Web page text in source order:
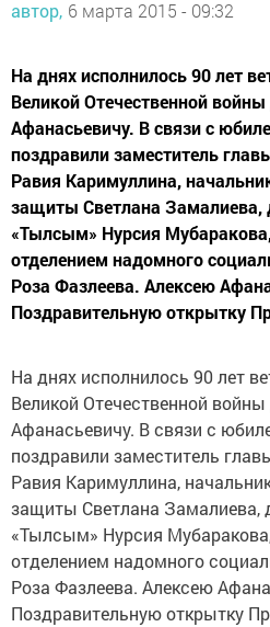
автор, 6 марта 2015 - 09:32
На днях исполнилось 90 лет
Великой Отечественной
Афанасьевичу. В связи с
поздравили заместитель
Равия Каримуллина,
защиты Светлана
«Тылсым» Нурсия
отделением надомного
Роза Фазлеева. Алексею
Поздравительную открытку
На днях исполнилось 90 лет
Великой Отечественной
Афанасьевичу. В связи с
поздравили заместитель
Равия Каримуллина,
защиты Светлана Замалиева,
«Тылсым» Нурсия
отделением надомного
Роза Фазлеева. Алексею
Поздравительную открытку